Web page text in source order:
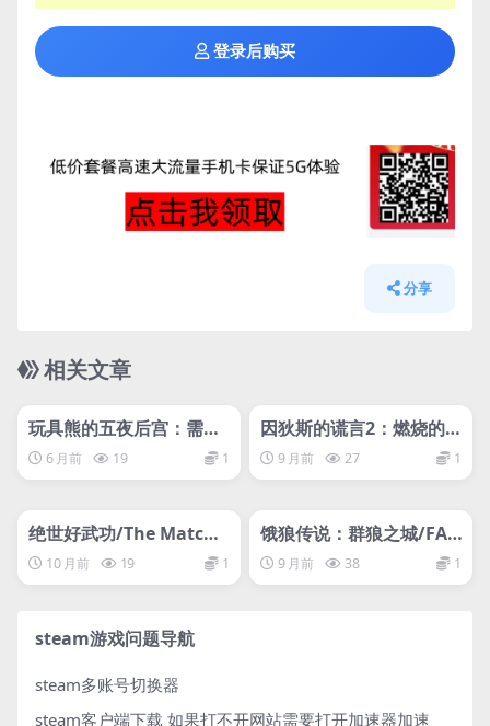
登录后购买
分享
相关文章
玩具熊的五夜后宫：需要
帮助/Five Nights at Fre
ddy’s: Help Wanted
6 月前 19 1
因狄斯的谎言2：燃烧的
火种/Indies’ Lies 2: Fire
Seed
9 月前 27 1
绝世好武功/The Matchl
ess Kungfu
10 月前 19 1
饿狼传说：群狼之城/FAT
AL FURY: City of the W
olves/支持网络联机
9 月前 38 1
steam游戏问题导航
steam多账号切换器
steam客户端下载 如果打不开网站需要打开加速器加速